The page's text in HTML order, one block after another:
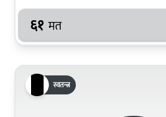
६१ मत
स्वतन्त्र